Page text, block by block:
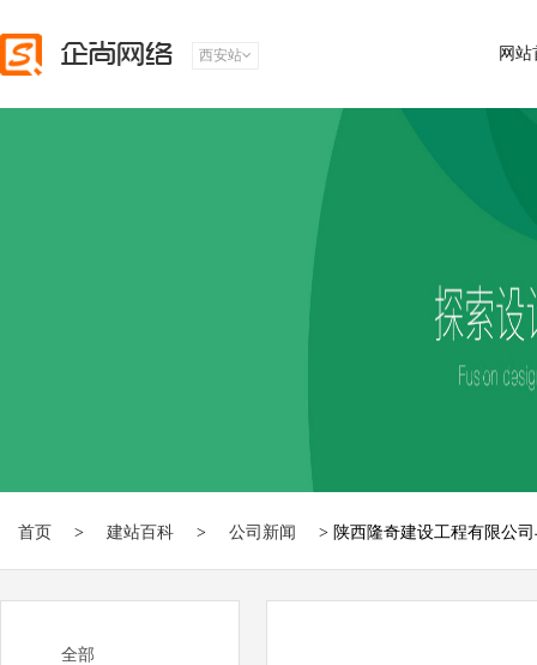
西安站 网站
首页 > 建站百科 > 公司新闻 > 陕西隆奇建设工程有限公
全部